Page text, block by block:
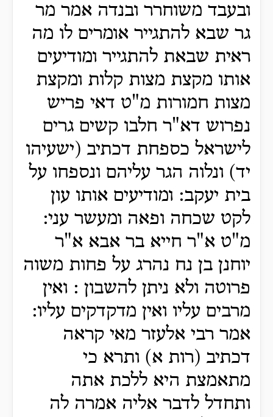
ובעבד משוחרר ובנדה אמר מר
גר שבא להתגייר אומרים לו מה
ראית שבאת להתגייר ומודיעים
אותו מקצת מצות קלות ומקצת
מצות חמורות מ"ט דאי פריש
נפרוש דא"ר חלבו קשים גרים
לישראל כספחת דכתיב (ישעיהו
יד) ונלוה הגר עליהם ונספחו על
בית יעקב: ומודיעים אותו עון
לקט שכחה ופאה ומעשר עני:
מ"ט א"ר חייא בר אבא א"ר
יוחנן בן נח נהרג על פחות משוה
פרוטה ולא ניתן להשבון : ואין
מרבים עליו ואין מדקדקים עליו:
אמר רבי אלעזר מאי קראה
דכתיב (רות א) ותרא כי
מתאמצת היא ללכת אתה
ותחדל לדבר אליה אמרה לה